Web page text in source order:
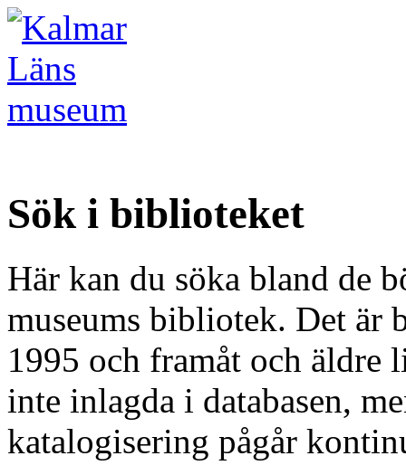
Sök i biblioteket
Här kan du söka bland de
museums bibliotek. Det är
1995 och framåt och äldre
inte inlagda i databasen,
katalogisering pågår